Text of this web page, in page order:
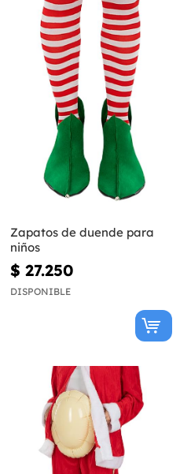
Zapatos de duende para
niños
$ 27.250
DISPONIBLE